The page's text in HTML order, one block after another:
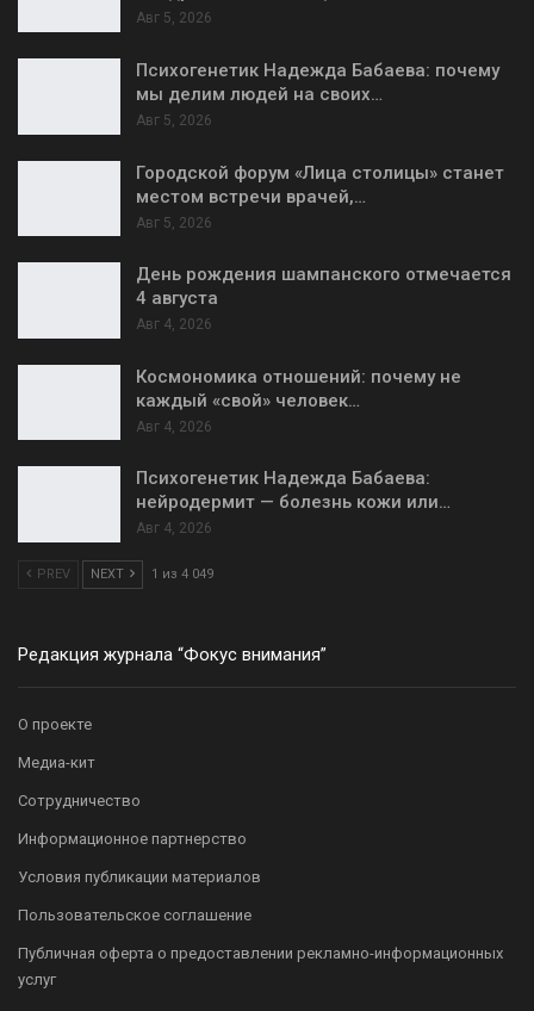
Авг 5, 2026
Психогенетик Надежда Бабаева: почему
мы делим людей на своих…
Авг 5, 2026
Городской форум «Лица столицы» станет
местом встречи врачей,…
Авг 5, 2026
День рождения шампанского отмечается
4 августа
Авг 4, 2026
Космономика отношений: почему не
каждый «свой» человек…
Авг 4, 2026
Психогенетик Надежда Бабаева:
нейродермит — болезнь кожи или…
Авг 4, 2026
PREV NEXT 1 из 4 049
Редакция журнала “Фокус внимания”
О проекте
Медиа-кит
Сотрудничество
Информационное партнерство
Условия публикации материалов
Пользовательское соглашение
Публичная оферта о предоставлении рекламно-информационных
услуг